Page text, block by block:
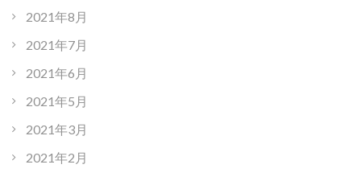
2021年8月
2021年7月
2021年6月
2021年5月
2021年3月
2021年2月